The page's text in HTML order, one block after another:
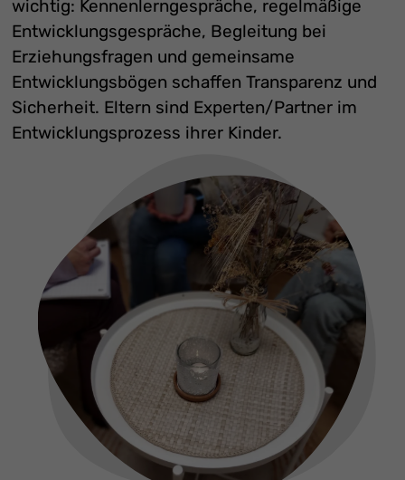
wichtig: Kennenlerngespräche, regelmäßige
Entwicklungsgespräche, Begleitung bei
Erziehungsfragen und gemeinsame
Entwicklungsbögen schaffen Transparenz und
Sicherheit. Eltern sind Experten/Partner im
Entwicklungsprozess ihrer Kinder.